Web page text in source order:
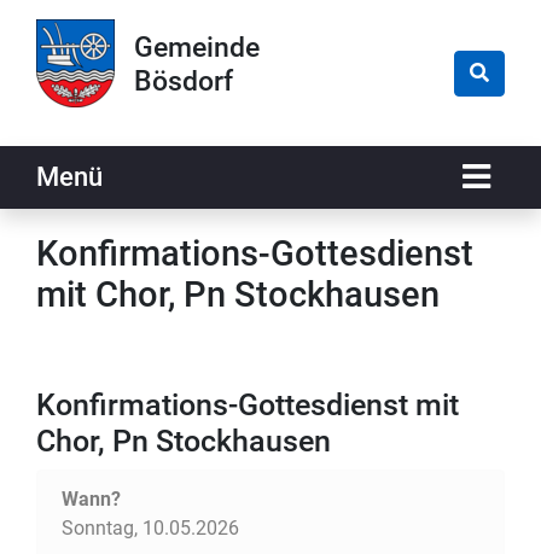
Gemeinde
Bösdorf
Menü
Konfirmations-Gottesdienst
mit Chor, Pn Stockhausen
Konfirmations-Gottesdienst mit
Chor, Pn Stockhausen
Wann?
Sonntag, 10.05.2026